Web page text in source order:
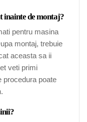
inainte de montaj?
pentru masina
montaj, trebuie
aceasta sa ii
veti primi
procedura poate